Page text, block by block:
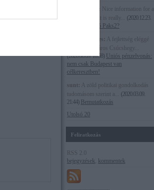
Nice information for a
new blogger. it is really... (2020.12.23.
Kinek jó Paks2?
nem benfentes:
A fejlettség eléggé
relatív. A Főváros Csúcshegy...
(2020.08.09. 18:58 ) Uniós pénzelvonás:
nem csak Budapest van
célkeresztben!
sunt:
A zöld politikai gondolkodás
tudomásom szerint a... (2020.03.09.
21:44) Bemutatkozás
Utolsó 20
Feliratkozás
RSS 2.0
bejegyzések, kommentek